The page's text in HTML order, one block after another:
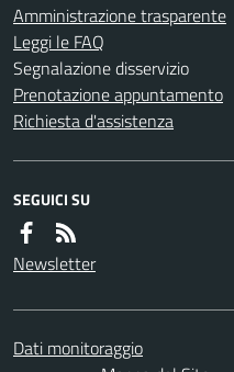
Amministrazione trasparente
Leggi le FAQ
Segnalazione disservizio
Prenotazione appuntamento
Richiesta d'assistenza
SEGUICI SU
Newsletter
Dati monitoraggio